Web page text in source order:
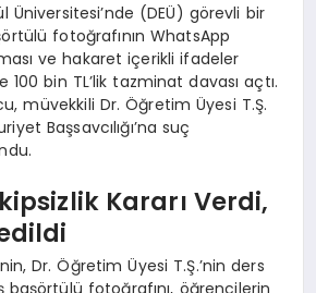
Üniversitesi’nde (DEÜ) görevli bir
fotoğrafının WhatsApp
ve hakaret içerikli ifadeler
100 bin TL’lik tazminat davası açtı.
müvekkili Dr. Öğretim Üyesi T.Ş.
Başsavcılığı’na suç
Kararı Verdi,
Dr. Öğretim Üyesi T.Ş.’nin ders
başörtülü fotoğrafını, öğrencilerin